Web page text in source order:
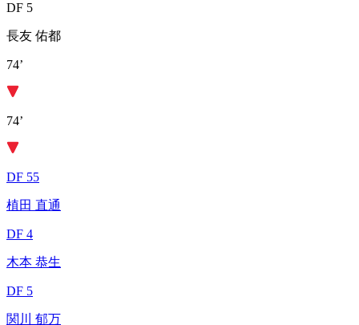
DF 5
長友 佑都
74’
74’
DF 55
植田 直通
DF 4
木本 恭生
DF 5
関川 郁万